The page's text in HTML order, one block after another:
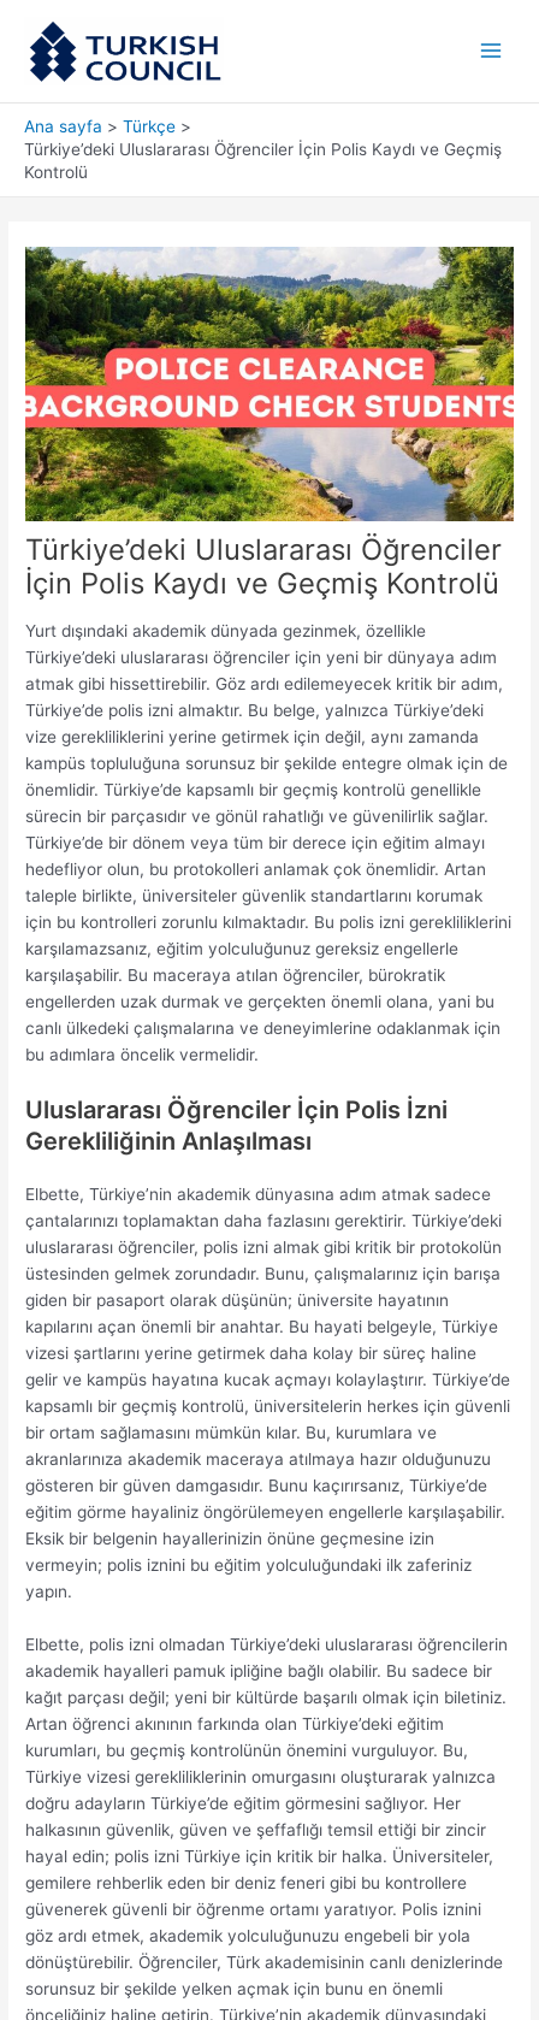
Ana sayfa
Türkçe
Türkiye’deki Uluslararası Öğrenciler İçin Polis Kaydı ve Geçmiş
Kontrolü
Türkiye’deki Uluslararası Öğrenciler
İçin Polis Kaydı ve Geçmiş Kontrolü
Yurt dışındaki akademik dünyada gezinmek, özellikle
Türkiye’deki uluslararası öğrenciler için yeni bir dünyaya adım
atmak gibi hissettirebilir. Göz ardı edilemeyecek kritik bir adım,
Türkiye’de polis izni almaktır. Bu belge, yalnızca Türkiye’deki
vize gerekliliklerini yerine getirmek için değil, aynı zamanda
kampüs topluluğuna sorunsuz bir şekilde entegre olmak için de
önemlidir. Türkiye’de kapsamlı bir geçmiş kontrolü genellikle
sürecin bir parçasıdır ve gönül rahatlığı ve güvenilirlik sağlar.
Türkiye’de bir dönem veya tüm bir derece için eğitim almayı
hedefliyor olun, bu protokolleri anlamak çok önemlidir. Artan
taleple birlikte, üniversiteler güvenlik standartlarını korumak
için bu kontrolleri zorunlu kılmaktadır. Bu polis izni gerekliliklerini
karşılamazsanız, eğitim yolculuğunuz gereksiz engellerle
karşılaşabilir. Bu maceraya atılan öğrenciler, bürokratik
engellerden uzak durmak ve gerçekten önemli olana, yani bu
canlı ülkedeki çalışmalarına ve deneyimlerine odaklanmak için
bu adımlara öncelik vermelidir.
Uluslararası Öğrenciler İçin Polis İzni
Gerekliliğinin Anlaşılması
Elbette, Türkiye’nin akademik dünyasına adım atmak sadece
çantalarınızı toplamaktan daha fazlasını gerektirir. Türkiye’deki
uluslararası öğrenciler, polis izni almak gibi kritik bir protokolün
üstesinden gelmek zorundadır. Bunu, çalışmalarınız için barışa
giden bir pasaport olarak düşünün; üniversite hayatının
kapılarını açan önemli bir anahtar. Bu hayati belgeyle, Türkiye
vizesi şartlarını yerine getirmek daha kolay bir süreç haline
gelir ve kampüs hayatına kucak açmayı kolaylaştırır. Türkiye’de
kapsamlı bir geçmiş kontrolü, üniversitelerin herkes için güvenli
bir ortam sağlamasını mümkün kılar. Bu, kurumlara ve
akranlarınıza akademik maceraya atılmaya hazır olduğunuzu
gösteren bir güven damgasıdır. Bunu kaçırırsanız, Türkiye’de
eğitim görme hayaliniz öngörülemeyen engellerle karşılaşabilir.
Eksik bir belgenin hayallerinizin önüne geçmesine izin
vermeyin; polis iznini bu eğitim yolculuğundaki ilk zaferiniz
yapın.
Elbette, polis izni olmadan Türkiye’deki uluslararası öğrencilerin
akademik hayalleri pamuk ipliğine bağlı olabilir. Bu sadece bir
kağıt parçası değil; yeni bir kültürde başarılı olmak için biletiniz.
Artan öğrenci akınının farkında olan Türkiye’deki eğitim
kurumları, bu geçmiş kontrolünün önemini vurguluyor. Bu,
Türkiye vizesi gerekliliklerinin omurgasını oluşturarak yalnızca
doğru adayların Türkiye’de eğitim görmesini sağlıyor. Her
halkasının güvenlik, güven ve şeffaflığı temsil ettiği bir zincir
hayal edin; polis izni Türkiye için kritik bir halka. Üniversiteler,
gemilere rehberlik eden bir deniz feneri gibi bu kontrollere
güvenerek güvenli bir öğrenme ortamı yaratıyor. Polis iznini
göz ardı etmek, akademik yolculuğunuzu engebeli bir yola
dönüştürebilir. Öğrenciler, Türk akademisinin canlı denizlerinde
sorunsuz bir şekilde yelken açmak için bunu en önemli
önceliğiniz haline getirin. Türkiye’nin akademik dünyasındaki